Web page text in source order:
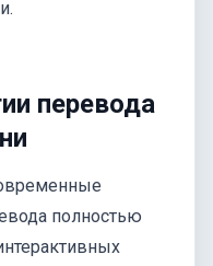
перевода
полностью